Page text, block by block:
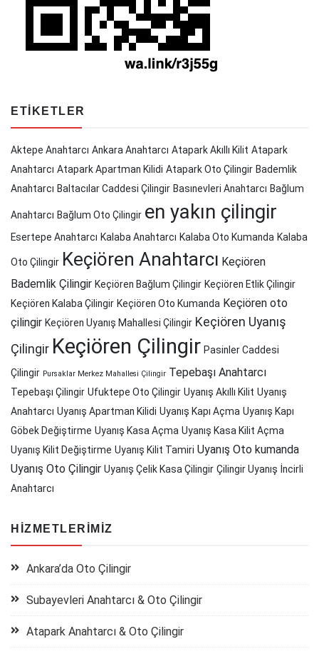
ETIKETLER
Aktepe Anahtarcı Ankara Anahtarcı Atapark Akıllı Kilit Atapark
Anahtarcı Atapark Apartman Kilidi Atapark Oto Çilingir Bademlik
Anahtarcı Baltacılar Caddesi Çilingir Basınevleri Anahtarcı Bağlum
Anahtarcı Bağlum Oto Çilingir en yakın çilingir
Esertepe Anahtarcı Kalaba Anahtarcı Kalaba Oto Kumanda Kalaba
Oto Çilingir Keçiören Anahtarcı Keçiören
Bademlik Çilingir Keçiören Bağlum Çilingir Keçiören Etlik Çilingir
Keçiören Kalaba Çilingir Keçiören Oto Kumanda Keçiören oto
çilingir Keçiören Uyanış Mahallesi Çilingir Keçiören Uyanış
Çilingir Keçiören Çilingir Pasinler Caddesi
Çilingir Pursaklar Merkez Mahallesi Çilingir Tepebaşı Anahtarcı
Tepebaşı Çilingir Ufuktepe Oto Çilingir Uyanış Akıllı Kilit Uyanış
Anahtarcı Uyanış Apartman Kilidi Uyanış Kapı Açma Uyanış Kapı
Göbek Değiştirme Uyanış Kasa Açma Uyanış Kasa Kilit Açma
Uyanış Kilit Değiştirme Uyanış Kilit Tamiri Uyanış Oto kumanda
Uyanış Oto Çilingir Uyanış Çelik Kasa Çilingir Çilingir Uyanış İncirli
Anahtarcı
HIZMETLERIMIZ
Ankara’da Oto Çilingir
Subayevleri Anahtarcı & Oto Çilingir
Atapark Anahtarcı & Oto Çilingir